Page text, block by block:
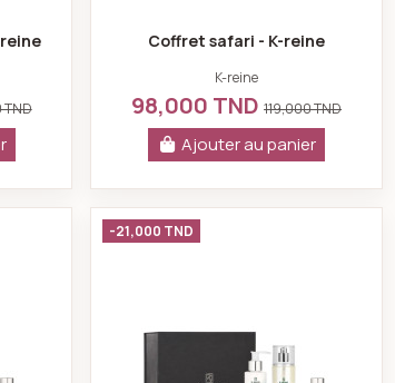
TND
Coffret safari - K-reine
K-reine
98,000 TND119,000 TND
Ajouter au panier
the rain - K-reine-21,000 TND